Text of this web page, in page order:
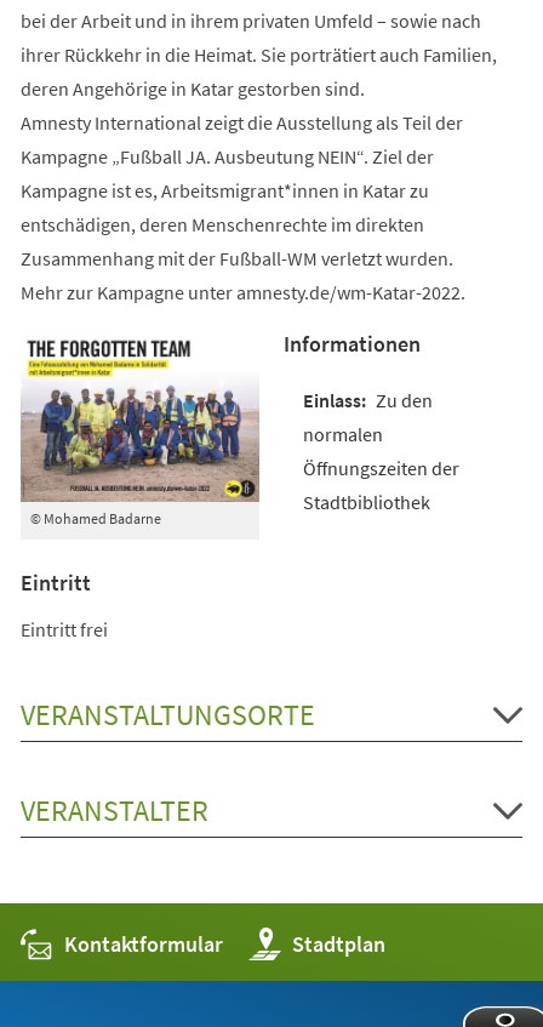
bei der Arbeit und in ihrem privaten Umfeld – sowie nach
ihrer Rückkehr in die Heimat. Sie porträtiert auch Familien,
deren Angehörige in Katar gestorben sind.
Amnesty International zeigt die Ausstellung als Teil der
Kampagne „Fußball JA. Ausbeutung NEIN“. Ziel der
Kampagne ist es, Arbeitsmigrant*innen in Katar zu
entschädigen, deren Menschenrechte im direkten
Zusammenhang mit der Fußball-WM verletzt wurden.
Mehr zur Kampagne unter amnesty.de/wm-Katar-2022.
© Mohamed Badarne
Informationen
Zu den
normalen
Öffnungszeiten der
Stadtbibliothek
Eintritt
Eintritt frei
VERANSTALTUNGSORTE
VERANSTALTER
Kontaktformular Stadtplan
(Öffnet
in
einem